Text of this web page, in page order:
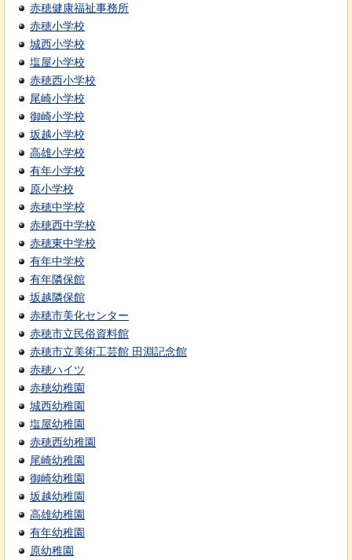
赤穂健康福祉事務所
赤穂小学校
城西小学校
塩屋小学校
赤穂西小学校
尾崎小学校
御崎小学校
坂越小学校
高雄小学校
有年小学校
原小学校
赤穂中学校
赤穂西中学校
赤穂東中学校
有年中学校
有年隣保館
坂越隣保館
赤穂市美化センター
赤穂市立民俗資料館
赤穂市立美術工芸館 田淵記念館
赤穂ハイツ
赤穂幼稚園
城西幼稚園
塩屋幼稚園
赤穂西幼稚園
尾崎幼稚園
御崎幼稚園
坂越幼稚園
高雄幼稚園
有年幼稚園
原幼稚園